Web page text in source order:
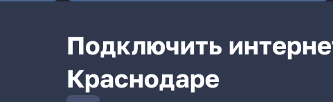
Подключить
Краснодаре